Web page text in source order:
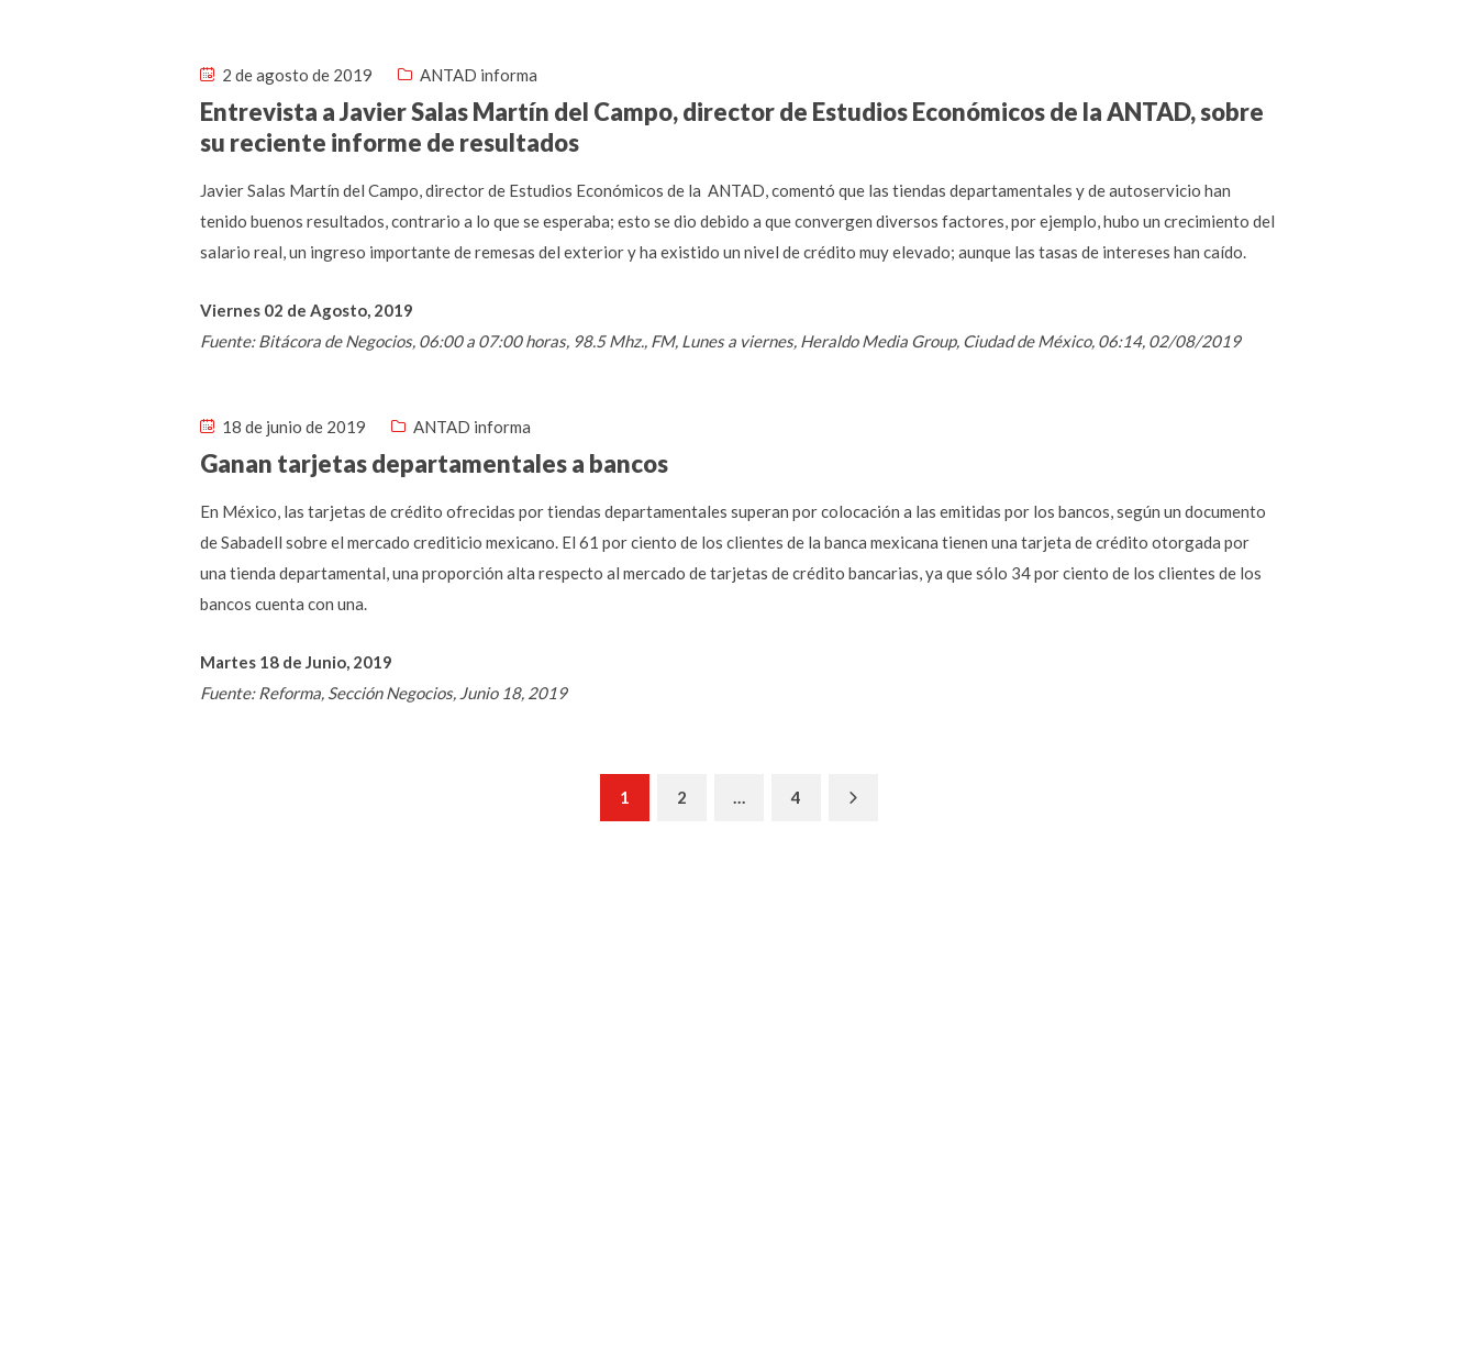
2 de agosto de 2019 ANTAD informa
Entrevista a Javier Salas Martín del Campo, director de Estudios Económicos de la ANTAD, sobre
su reciente informe de resultados
Javier Salas Martín del Campo, director de Estudios Económicos de la ANTAD, comentó que las tiendas departamentales y de autoservicio han
tenido buenos resultados, contrario a lo que se esperaba; esto se dio debido a que convergen diversos factores, por ejemplo, hubo un crecimiento del
salario real, un ingreso importante de remesas del exterior y ha existido un nivel de crédito muy elevado; aunque las tasas de intereses han caído.
Viernes 02 de Agosto, 2019
Fuente: Bitácora de Negocios, 06:00 a 07:00 horas, 98.5 Mhz., FM, Lunes a viernes, Heraldo Media Group, Ciudad de México, 06:14, 02/08/2019
18 de junio de 2019 ANTAD informa
Ganan tarjetas departamentales a bancos
En México, las tarjetas de crédito ofrecidas por tiendas departamentales superan por colocación a las emitidas por los bancos, según un documento
de Sabadell sobre el mercado crediticio mexicano. El 61 por ciento de los clientes de la banca mexicana tienen una tarjeta de crédito otorgada por
una tienda departamental, una proporción alta respecto al mercado de tarjetas de crédito bancarias, ya que sólo 34 por ciento de los clientes de los
bancos cuenta con una.
Martes 18 de Junio, 2019
Fuente: Reforma, Sección Negocios, Junio 18, 2019
1 2 … 4